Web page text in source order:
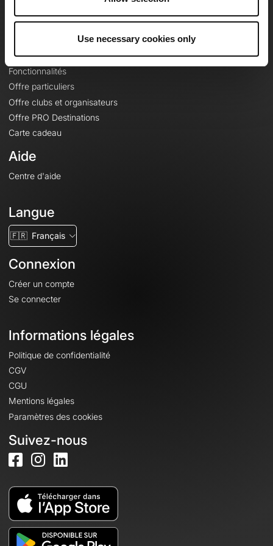
Use necessary cookies only
Le Mag'
Fonds de cartes topographiques
Fonctionnalités
Offre particuliers
Offre clubs et organisateurs
Offre PRO Destinations
Carte cadeau
Aide
Centre d'aide
Langue
🇫🇷 Français
Connexion
Créer un compte
Se connecter
Informations légales
Politique de confidentialité
CGV
CGU
Mentions légales
Paramètres des cookies
Suivez-nous